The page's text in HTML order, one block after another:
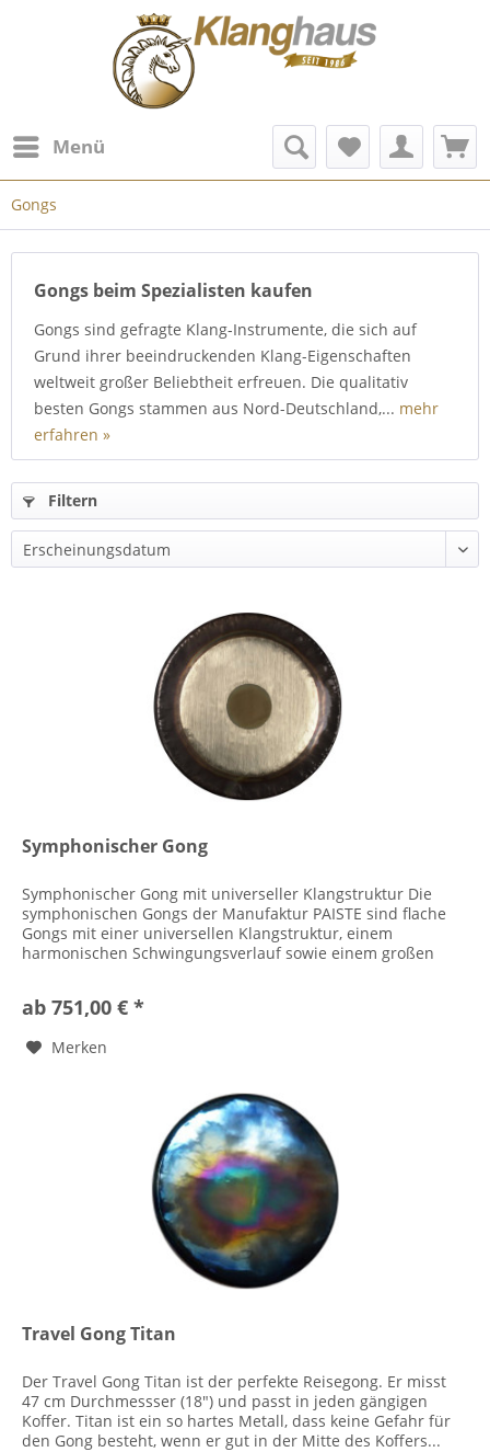
Menü
Gongs
Gongs beim Spezialisten kaufen
Gongs sind gefragte Klang-Instrumente, die sich auf
Grund ihrer beeindruckenden Klang-Eigenschaften
weltweit großer Beliebtheit erfreuen. Die qualitativ
besten Gongs stammen aus Nord-Deutschland,... mehr
erfahren »
Filtern
Symphonischer Gong
Symphonischer Gong mit universeller Klangstruktur Die
symphonischen Gongs der Manufaktur PAISTE sind flache
Gongs mit einer universellen Klangstruktur, einem
harmonischen Schwingungsverlauf sowie einem großen
ab 751,00 € *
Merken
Travel Gong Titan
Der Travel Gong Titan ist der perfekte Reisegong. Er misst
47 cm Durchmessser (18") und passt in jeden gängigen
Koffer. Titan ist ein so hartes Metall, dass keine Gefahr für
den Gong besteht, wenn er gut in der Mitte des Koffers...